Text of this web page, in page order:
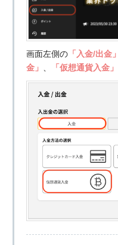
画面左側の「入金/出金」
金」 、 「仮想通貨入金」